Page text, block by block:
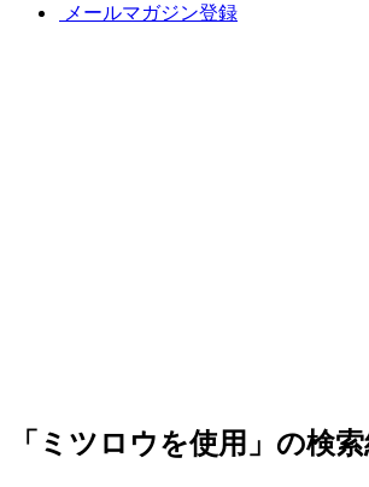
メールマガジン登録
「ミツロウを使用」の検索